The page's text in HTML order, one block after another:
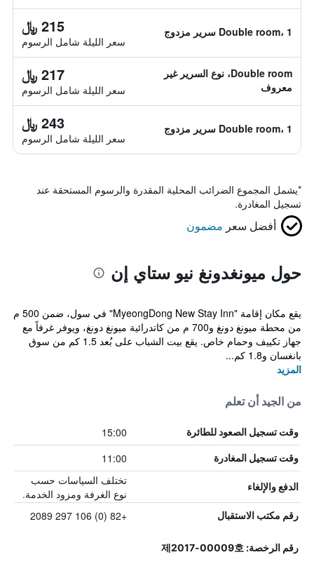
Double room، 1 سرير مزدوج 215 ﷼
سعر الليلة شامل الرسوم
Double room، نوع السرير غير
معروف
217 ﷼
سعر الليلة شامل الرسوم
Double room، 1 سرير مزدوج 243 ﷼
سعر الليلة شامل الرسوم
*يشمل المجموع الضرائب المحلية المقدرة والرسوم المستحقة عند
تسجيل المغادرة.
أفضل سعر مضمون
حول ميونغدونغ نيو ستاي إن
يقع مكان إقامة "MyeongDong New Stay Inn" في سول، ضمن 500 م
من محطة ميونغ دونغ و700 م من كاتدرائية ميونغ دونغ، ويوفر غرفاً مع
جهاز تكييف وحمام خاص. يقع بيت الشباب على بُعد 1.5 كم من سوق
بانغسان و1.8 كم...
المزيد
من الجيد أن تعلم
وقت تسجيل الصعود للطائرة 15:00
وقت تسجيل المغادرة 11:00
الدفع والإلغاء
تختلف السياسات حسب
نوع الغرفة ومزود الخدمة.
رقم مكتب الاستقبال +82 (0) 106 297 2089
رقم الرخصة: 제2017-00009호